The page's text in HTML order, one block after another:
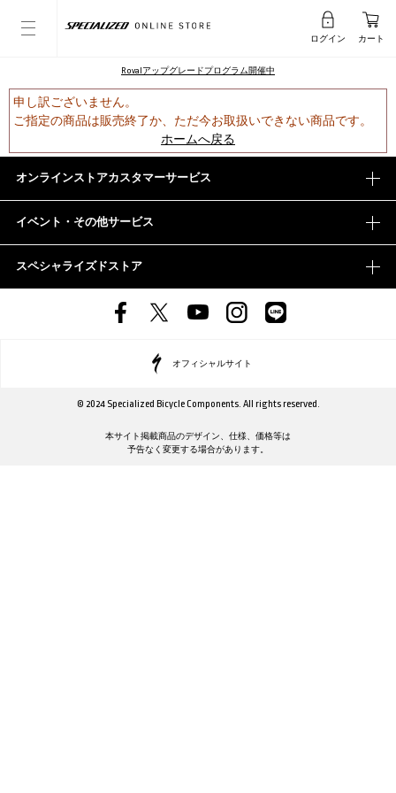
ログイン カート
Rovalアップグレードプログラム開催中
申し訳ございません。
ご指定の商品は販売終了か、ただ今お取扱いできない商品です。
ホームへ戻る
オンラインストアカスタマーサービス
イベント・その他サービス
スペシャライズドストア
オフィシャルサイト
© 2024 Specialized Bicycle Components. All rights reserved.
本サイト掲載商品のデザイン、仕様、価格等は
予告なく変更する場合があります。